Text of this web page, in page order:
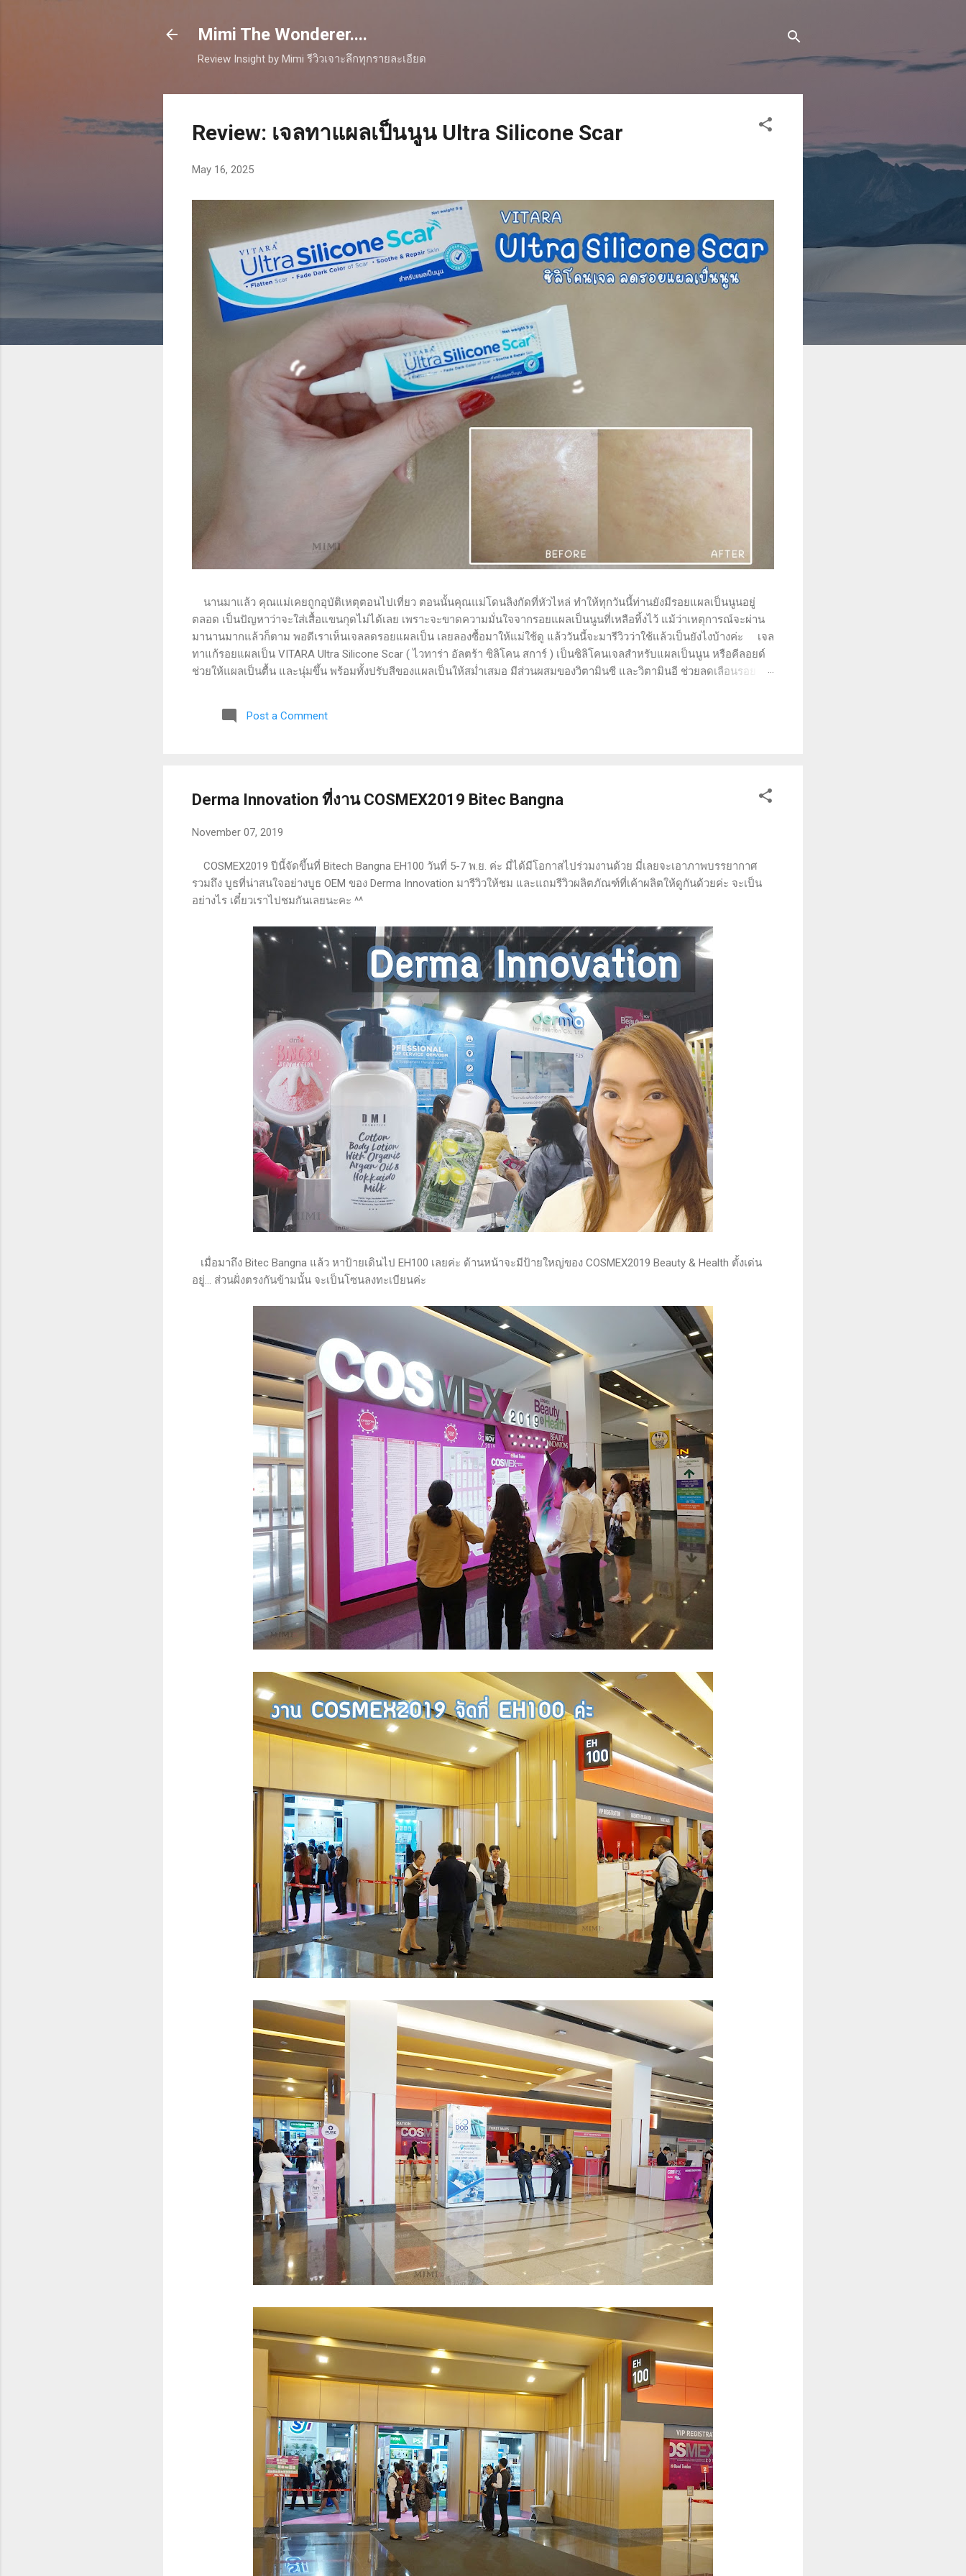
Mimi The Wonderer....
Review Insight by Mimi รีวิวเจาะลึกทุกรายละเอียด
Review: เจลทาแผลเป็นนูน Ultra Silicone Scar
May 16, 2025
นานมาแล้ว คุณแม่เคยถูกอุบัติเหตุตอนไปเที่ยว ตอนนั้นคุณแม่โดนลิงกัดที่หัวไหล่ ทำให้ทุกวันนี้ท่านยังมีรอยแผลเป็นนูนอยู่
ตลอด เป็นปัญหาว่าจะใส่เสื้อแขนกุดไม่ได้เลย เพราะจะขาดความมั่นใจจากรอยแผลเป็นนูนที่เหลือทิ้งไว้ แม้ว่าเหตุการณ์จะผ่าน
มานานมากแล้วก็ตาม พอดีเราเห็นเจลลดรอยแผลเป็น เลยลองซื้อมาให้แม่ใช้ดู แล้ววันนี้จะมารีวิวว่าใช้แล้วเป็นยังไงบ้างค่ะ เจล
ทาแก้รอยแผลเป็น VITARA Ultra Silicone Scar ( ไวทาร่า อัลตร้า ซิลิโคน สการ์ ) เป็นซิลิโคนเจลสำหรับแผลเป็นนูน หรือคีลอยด์
ช่วยให้แผลเป็นตื้น และนุ่มขึ้น พร้อมทั้งปรับสีของแผลเป็นให้สม่ำเสมอ มีส่วนผสมของวิตามินซี และวิตามินอี ช่วยลดเลือนรอย
tested) รอบกล่องมีรายละเอียดผลิตภัณฑ์อยู่ ปริมาณสุทธิ 9 กรัม วิธีใช้ : ทาเจลลงบนแผลเป็นนูน หรือคีลอยด์ และลูบบางๆ ไป
ในทิศทางเดียวกัน ประมาณ 2-3 นาที ทาวันละ 2 ครั้ง เช้า - เย็น ความรู้สึกขณะใช้ : เนื้อเจลเป็นแบบซิล...
Post a Comment
Derma Innovation ที่งาน COSMEX2019 Bitec Bangna
November 07, 2019
COSMEX2019 ปีนี้จัดขึ้นที่ Bitech Bangna EH100 วันที่ 5-7 พ.ย. ค่ะ มี่ได้มีโอกาสไปร่วมงานด้วย มี่เลยจะเอาภาพบรรยากาศ
รวมถึง บูธที่น่าสนใจอย่างบูธ OEM ของ Derma Innovation มารีวิวให้ชม และแถมรีวิวผลิตภัณฑ์ที่เค้าผลิตให้ดูกันด้วยค่ะ จะเป็น
อย่างไร เดี๋ยวเราไปชมกันเลยนะคะ ^^
เมื่อมาถึง Bitec Bangna แล้ว หาป้ายเดินไป EH100 เลยค่ะ ด้านหน้าจะมีป้ายใหญ่ของ COSMEX2019 Beauty & Health ตั้งเด่น
อยู่... ส่วนฝั่งตรงกันข้ามนั้น จะเป็นโซนลงทะเบียนค่ะ